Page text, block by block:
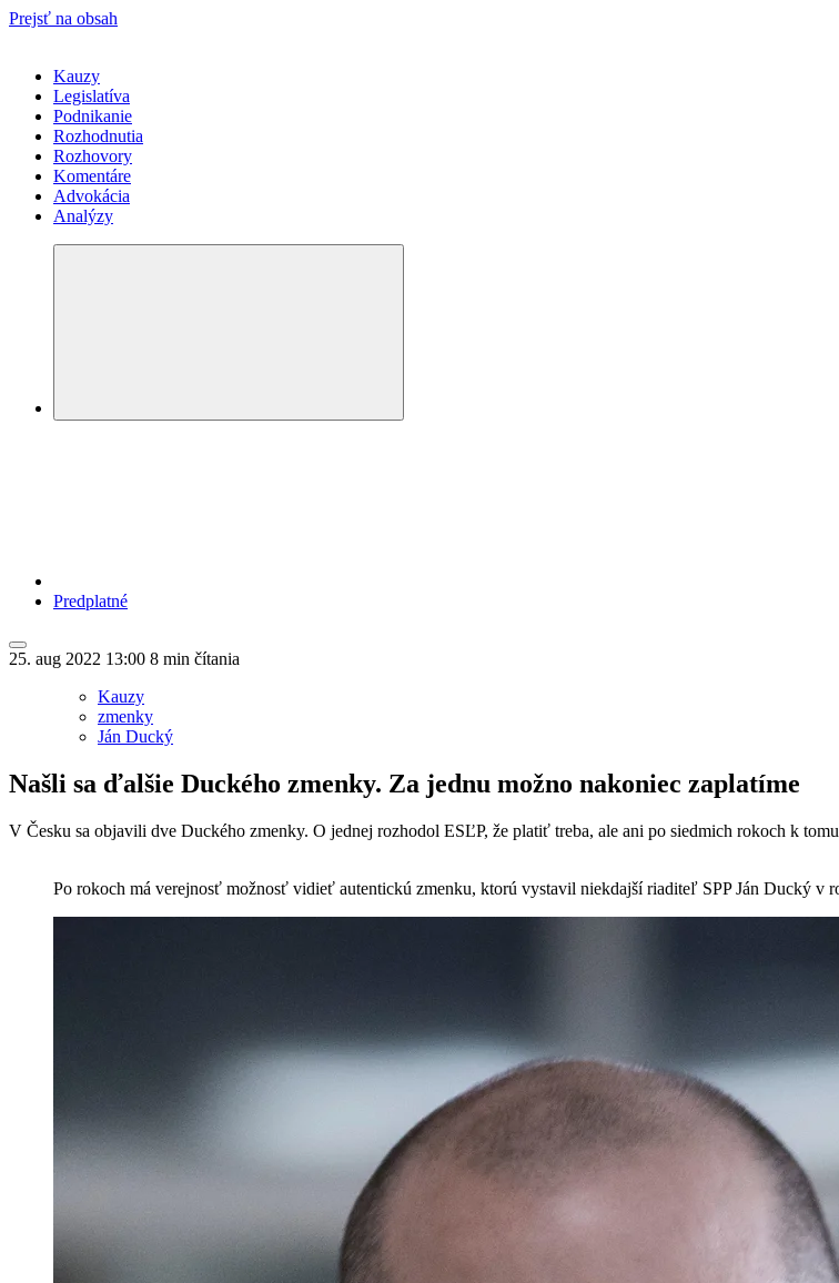
Prejsť na obsah
Kauzy
Legislatíva
Podnikanie
Rozhodnutia
Rozhovory
Komentáre
Advokácia
Analýzy
Predplatné
25. aug 2022 13:00 8 min čítania
Kauzy
zmenky
Ján Ducký
Našli sa ďalšie Duckého zmenky. Za jednu možno nakoniec zaplatíme
V Česku sa objavili dve Duckého zmenky. O jednej rozhodol ESĽP, že platiť treba, ale ani po siedmich rokoch k
Po rokoch má verejnosť možnosť vidieť autentickú zmenku, ktorú vystavil niekdajší riaditeľ SPP Ján Ducký v